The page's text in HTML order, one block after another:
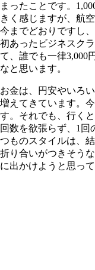
ったことです。
く感じますが、航
までどおりですし
あったビジネスク
、誰でも一律3,000
と思います。
金は、円安やいろい
えてきています。
。それでも、行く
数を欲張らず、1回
ものスタイルは、
り合いがつきそう
出かけようと思って